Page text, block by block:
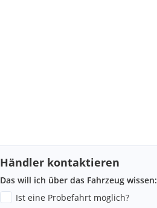
Händler kontaktieren
Das will ich über das Fahrzeug wissen:
Ist eine Probefahrt möglich?